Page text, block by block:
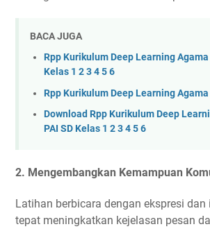
BACA JUGA
Rpp Kurikulum Deep Learning Agama
Kelas 1 2 3 4 5 6
Rpp Kurikulum Deep Learning Agama
Download Rpp Kurikulum Deep
PAI SD Kelas 1 2 3 4 5 6
2. Mengembangkan Kemampuan
Latihan berbicara dengan ekspresi
tepat meningkatkan kejelasan pesan